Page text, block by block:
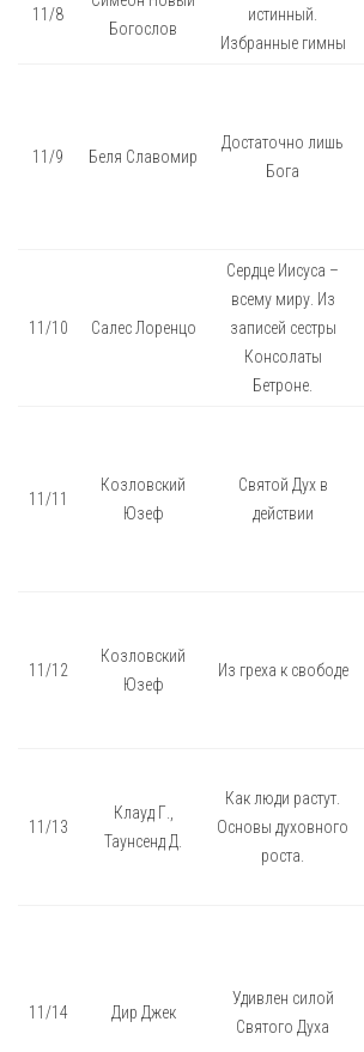
11/8
Богослов
истинный.
Избранные гимны
11/9 Беля Славомир
Достаточно лишь
Бога
11/10 Салес Лоренцо
Сердце Иисуса –
всему миру. Из
записей сестры
Консолаты
Бетроне.
11/11
Козловский
Юзеф
Святой Дух в
действии
11/12
Козловский
Юзеф
Из греха к свободе
11/13
Клауд Г.,
Таунсенд Д.
Как люди растут.
Основы духовного
роста.
11/14 Дир Джек
Удивлен силой
Святого Духа